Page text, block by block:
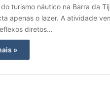
turismo náutico na Barra da
apenas o lazer. A atividade
diretos…
»